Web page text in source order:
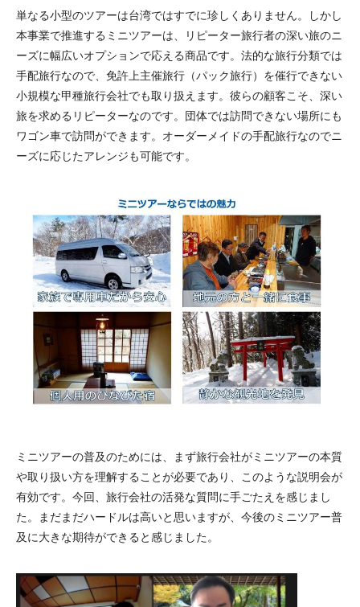
単なる小型のツアーは台湾ではすでに珍しくありません。しかし
本事業で推進するミニツアーは、リピーター旅行者の深い旅のニ
ーズに幅広いオプションで応える商品です。法的な旅行分類では
手配旅行なので、免許上主催旅行（パック旅行）を催行できない
小規模な甲種旅行会社でも取り扱えます。彼らの顧客こそ、深い
旅を求めるリピーターなのです。団体では訪問できない場所にも
ワゴン車で訪問ができます。オーダーメイドの手配旅行なのでニ
ーズに応じたアレンジも可能です。
ミニツアーの普及のためには、まず旅行会社がミニツアーの本質
や取り扱い方を理解することが必要であり、このような説明会が
有効です。今回、旅行会社の活発な質問に手ごたえを感じまし
た。まだまだハードルは高いと思いますが、今後のミニツアー普
及に大きな期待ができると感じました。